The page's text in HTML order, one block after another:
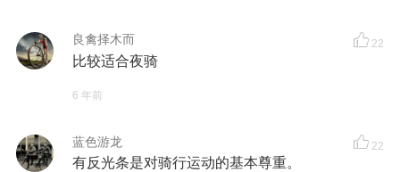
良禽择木而 22
比较适合夜骑
6 年前
蓝色游龙 22
有反光条是对骑行运动的基本尊重。